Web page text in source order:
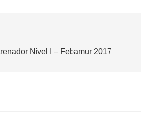
Nivel I – Febamur 2017